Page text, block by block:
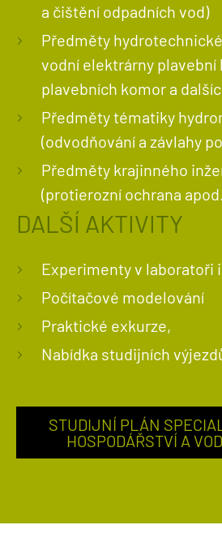
a čištění odpadních vod)
Předměty
vodní elektrárny plavební
plavebních komor a
Předměty tématiky
(odvodňování a závlahy
Předměty krajinného
(protierozní ochrana
DALŠÍ AKTIVITY
Experimenty v laboratoři
Počítačové modelování
Praktické exkurze,
Nabídka studijních
STUDIJNÍ PLÁN
HOSPODÁŘSTVÍ A